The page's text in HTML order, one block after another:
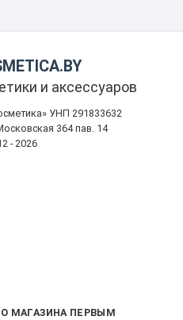
и аксессуаров
УНП 291833632
364 пав. 14
- 2026
МАГАЗИНА ПЕРВЫМ